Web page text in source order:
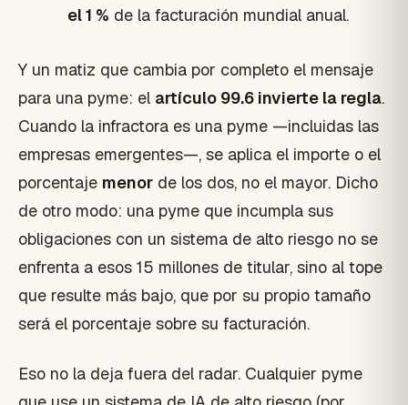
el 1 % de la facturación mundial anual.
Y un matiz que cambia por completo el mensaje
para una pyme: el artículo 99.6 invierte la regla.
Cuando la infractora es una pyme —incluidas las
empresas emergentes—, se aplica el importe o el
porcentaje menor de los dos, no el mayor. Dicho
de otro modo: una pyme que incumpla sus
obligaciones con un sistema de alto riesgo no se
enfrenta a esos 15 millones de titular, sino al tope
que resulte más bajo, que por su propio tamaño
será el porcentaje sobre su facturación.
Eso no la deja fuera del radar. Cualquier pyme